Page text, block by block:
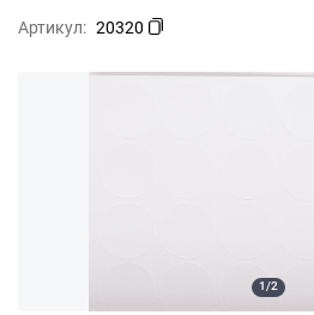
Артикул: 20320
1/2